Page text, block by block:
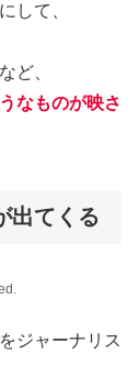
して、
ど、
なものが映さ
出てくる
ジャーナリス